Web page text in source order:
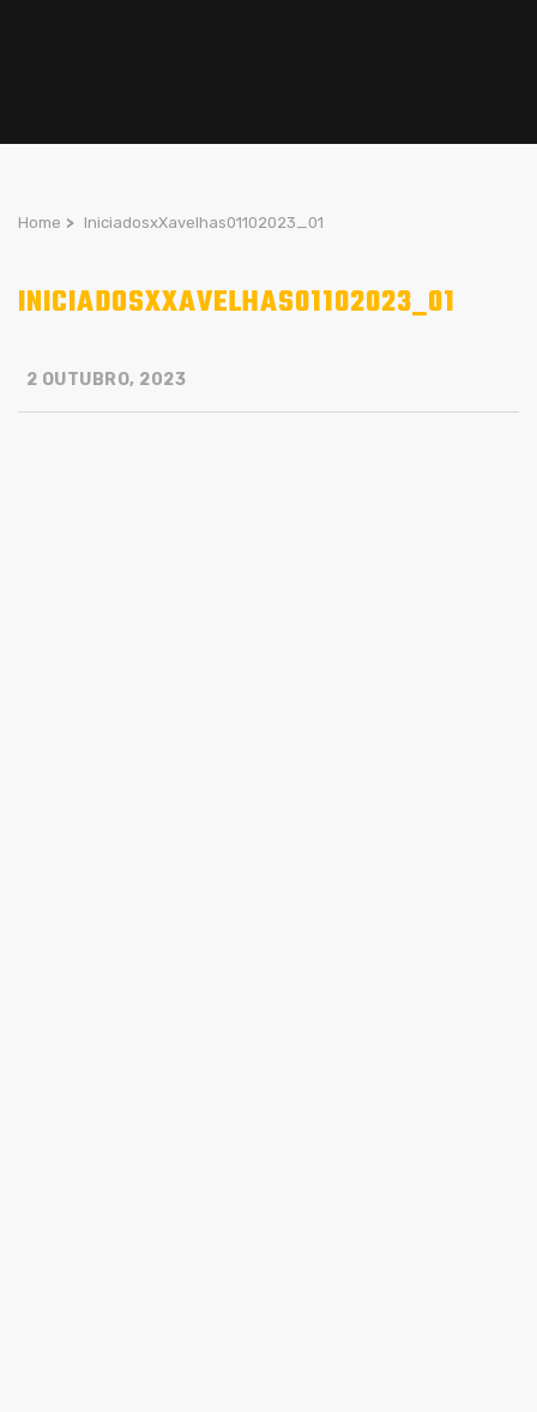
Home > IniciadosxXavelhas01102023_01
INICIADOSXXAVELHAS01102023_01
2 OUTUBRO, 2023